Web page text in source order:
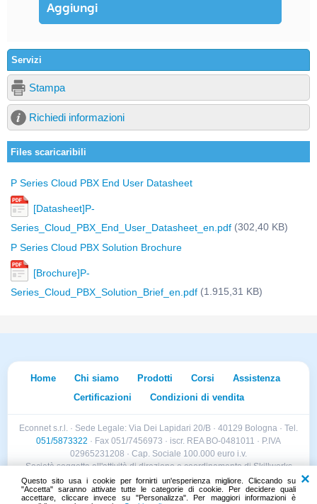
Questo sito usa i cookie per fornirti un'esperienza migliore. Cliccando su
"Accetta" saranno attivate tutte le categorie di cookie. Per decidere quali
accettare, cliccare invece su "Personalizza". Per maggiori informazioni è
Servizi
Stampa
Richiedi informazioni
Files scaricaribili
P Series Cloud PBX End User Datasheet
[Datasheet]P-
Series_Cloud_PBX_End_User_Datasheet_en.pdf (302,40 KB)
P Series Cloud PBX Solution Brochure
[Brochure]P-
Series_Cloud_PBX_Solution_Brief_en.pdf (1.915,31 KB)
Home Chi siamo Prodotti Corsi
Assistenza
Certificazioni
Condizioni di vendita
Econnet s.r.l. · Sede Legale: Via Dei Lapidari 20/B · 40129 Bologna · Tel.
051/5873322 · Fax 051/7456973 · iscr. REA BO-0481011 · P.IVA
02965231208 · Cap. Sociale 100.000 euro i.v.
Società soggetta all'attività di direzione e coordinamento di Skillworks
Holding s.r.l. · Sede Legale: Via Vittorio Emanuele II 28 · Roncadelle (BS)
- C.F. 04151440981